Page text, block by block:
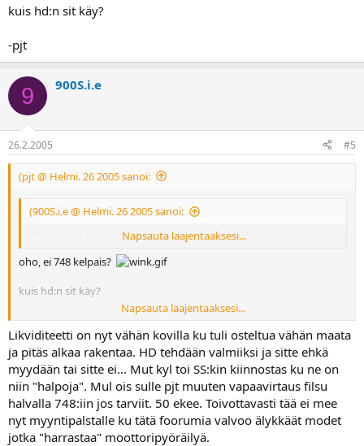
kuis hd:n sit käy?
-pjt
9 900S.i.e
26.2.2005 #5
(pjt @ Helmi. 26 2005 sanoi:
(900S.i.e @ Helmi. 26 2005 sanoi:
Alko vanha suola janottaa jo ennen kauden alkua...
Napsauta laajentaaksesi...
oho, ei 748 kelpais?
kuis hd:n sit käy?
-pjt
Napsauta laajentaaksesi...
Likviditeetti on nyt vähän kovilla ku tuli osteltua vähän maata
ja pitäs alkaa rakentaa. HD tehdään valmiiksi ja sitte ehkä
myydään tai sitte ei... Mut kyl toi SS:kin kiinnostas ku ne on
niin "halpoja". Mul ois sulle pjt muuten vapaavirtaus filsu
halvalla 748:iin jos tarviit. 50 ekee. Toivottavasti tää ei mee
nyt myyntipalstalle ku tätä foorumia valvoo älykkäät modet
jotka "harrastaa" moottoripyöräilyä.